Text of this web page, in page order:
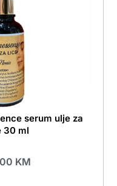
serum ulje za
30 ml
KM